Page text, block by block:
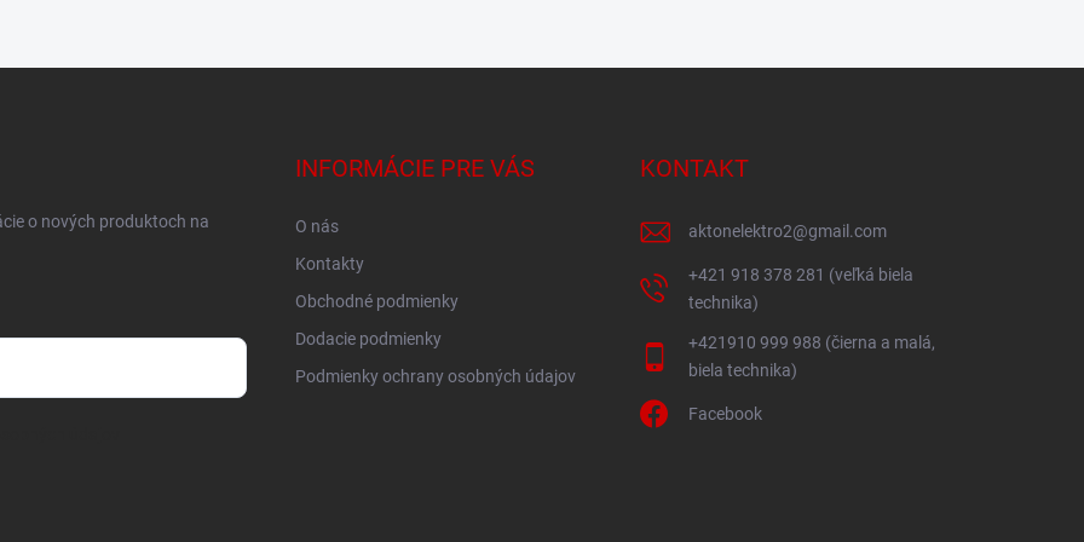
o nových produktoch na
INFORMÁCIE PRE VÁS
O nás
Kontakty
Obchodné podmienky
Dodacie podmienky
Podmienky ochrany osobných údajov
KONTAKT
aktonelektro2@gmail.com
+421 918 378 281 (veľká biela
technika)
+421910 999 988 (čierna a malá,
biela technika)
Facebook